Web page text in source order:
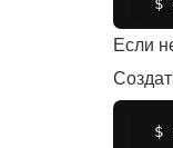
Если
$